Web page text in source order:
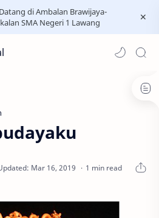
di Ambalan Brawijaya-
SMA Negeri 1 Lawang
1 min read